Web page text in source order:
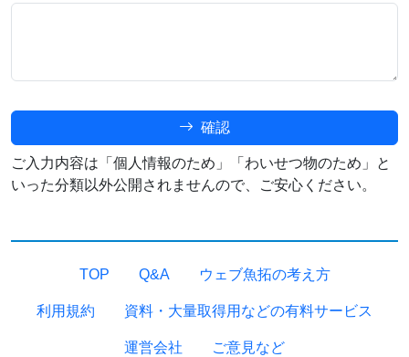
確認
ご入力内容は「個人情報のため」「わいせつ物のため」と
いった分類以外公開されませんので、ご安心ください。
TOP Q&A ウェブ魚拓の考え方
利用規約 資料・大量取得用などの有料サービス
運営会社 ご意見など